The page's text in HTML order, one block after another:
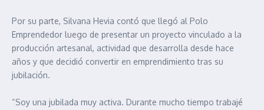
Por su parte, Silvana Hevia contó que llegó al Polo
Emprendedor luego de presentar un proyecto vinculado a la
producción artesanal, actividad que desarrolla desde hace
años y que decidió convertir en emprendimiento tras su
jubilación.
“Soy una jubilada muy activa. Durante mucho tiempo trabajé